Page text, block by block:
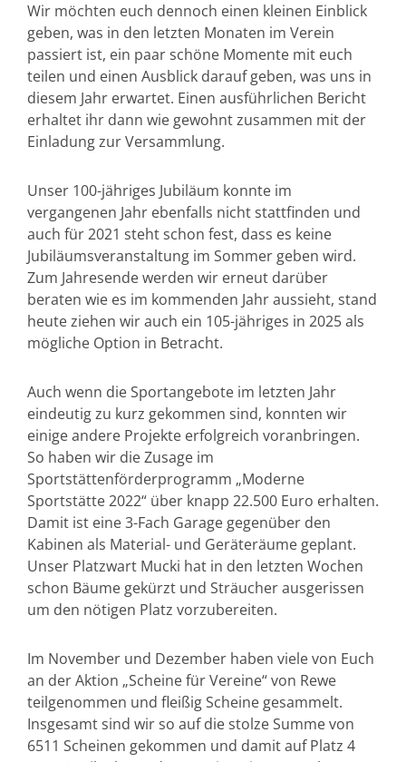
Wir möchten euch dennoch einen kleinen Einblick
geben, was in den letzten Monaten im Verein
passiert ist, ein paar schöne Momente mit euch
teilen und einen Ausblick darauf geben, was uns in
diesem Jahr erwartet. Einen ausführlichen Bericht
erhaltet ihr dann wie gewohnt zusammen mit der
Einladung zur Versammlung.
Unser 100-jähriges Jubiläum konnte im
vergangenen Jahr ebenfalls nicht stattfinden und
auch für 2021 steht schon fest, dass es keine
Jubiläumsveranstaltung im Sommer geben wird.
Zum Jahresende werden wir erneut darüber
beraten wie es im kommenden Jahr aussieht, stand
heute ziehen wir auch ein 105-jähriges in 2025 als
mögliche Option in Betracht.
Auch wenn die Sportangebote im letzten Jahr
eindeutig zu kurz gekommen sind, konnten wir
einige andere Projekte erfolgreich voranbringen.
So haben wir die Zusage im
Sportstättenförderprogramm „Moderne
Sportstätte 2022“ über knapp 22.500 Euro erhalten.
Damit ist eine 3-Fach Garage gegenüber den
Kabinen als Material- und Geräteräume geplant.
Unser Platzwart Mucki hat in den letzten Wochen
schon Bäume gekürzt und Sträucher ausgerissen
um den nötigen Platz vorzubereiten.
Im November und Dezember haben viele von Euch
an der Aktion „Scheine für Vereine“ von Rewe
teilgenommen und fleißig Scheine gesammelt.
Insgesamt sind wir so auf die stolze Summe von
6511 Scheinen gekommen und damit auf Platz 4